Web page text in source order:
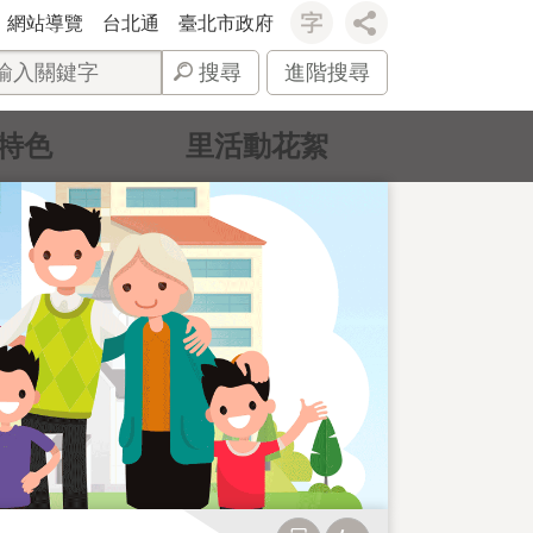
網站導覽 台北通 臺北市政府
搜尋 進階搜尋
色 里活動花絮